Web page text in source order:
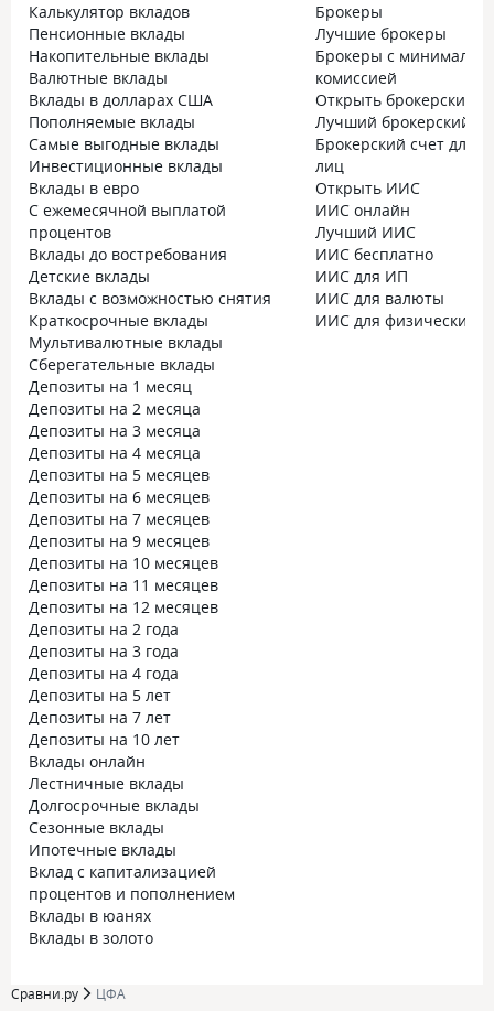
Калькулятор вкладов
Пенсионные вклады
Накопительные вклады
Валютные вклады
Вклады в долларах США
Пополняемые вклады
Самые выгодные вклады
Инвестиционные вклады
Вклады в евро
С ежемесячной выплатой
процентов
Вклады до востребования
Детские вклады
Вклады с возможностью снятия
Краткосрочные вклады
Мультивалютные вклады
Сберегательные вклады
Депозиты на 1 месяц
Депозиты на 2 месяца
Депозиты на 3 месяца
Депозиты на 4 месяца
Депозиты на 5 месяцев
Депозиты на 6 месяцев
Депозиты на 7 месяцев
Депозиты на 9 месяцев
Депозиты на 10 месяцев
Депозиты на 11 месяцев
Депозиты на 12 месяцев
Депозиты на 2 года
Депозиты на 3 года
Депозиты на 4 года
Депозиты на 5 лет
Депозиты на 7 лет
Депозиты на 10 лет
Вклады онлайн
Лестничные вклады
Долгосрочные вклады
Сезонные вклады
Ипотечные вклады
Вклад с капитализацией
процентов и пополнением
Вклады в юанях
Вклады в золото
Брокеры
Лучшие брокеры
Брокеры с
комиссией
Открыть брокерский
Лучший брокерский
Брокерский счет для
лиц
Открыть ИИС
ИИС онлайн
Лучший ИИС
ИИС бесплатно
ИИС для ИП
ИИС для валюты
ИИС для физических
Сравни.ру ЦФА